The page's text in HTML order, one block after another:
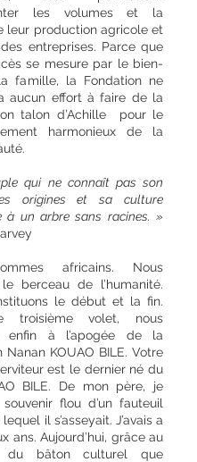
les volumes et la
leur production agricole et
entreprises. Parce que
se mesure par le bien-
famille, la Fondation ne
aucun effort à faire de la
talon d’Achille pour le
harmonieux de la
qui ne connaît pas son
origines et sa culture
à un arbre sans racines. »
africains. Nous
berceau de l’humanité.
le début et la fin.
troisième volet, nous
enfin à l’apogée de la
Nanan KOUAO BILE. Votre
est le dernier né du
BILE. De mon père, je
flou d’un fauteuil
il s’asseyait. J’avais a
ans. Aujourd’hui, grâce au
du bâton culturel que